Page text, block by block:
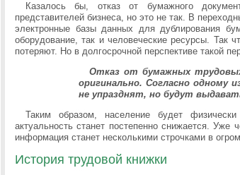
Казалось бы, отказ от бумажного
представителей бизнеса, но это не так. В
электронные базы данных для дублирования
оборудование, так и человеческие ресурсы. Так
потеряют. Но в долгосрочной перспективе такой
Отказ от бумажных
оригинально. Согласно одному
не упразднят, но будут
Таким образом, население будет
актуальность станет постепенно снижается. Уже
информация станет несколькими строчками в
История трудовой книжки